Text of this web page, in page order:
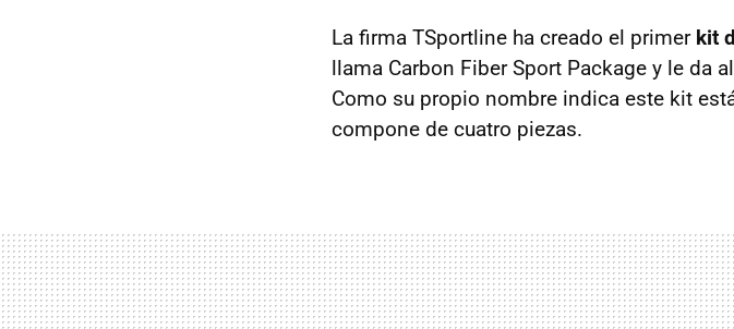
La firma TSportline ha creado el primer kit
llama Carbon Fiber Sport Package y le da
Como su propio nombre indica este kit
compone de cuatro piezas.